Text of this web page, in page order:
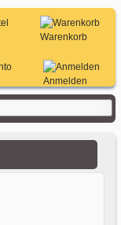
Warenkorb
Anmelden